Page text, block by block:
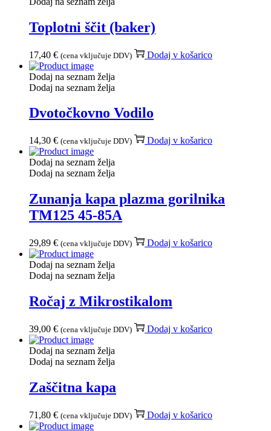
Toplotni ščit (baker)
17,40 € (cena vključuje DDV) Dodaj v košarico
Dodaj na seznam želja
Dodaj na seznam želja
Dvotočkovno Vodilo
14,30 € (cena vključuje DDV) Dodaj v košarico
Dodaj na seznam želja
Dodaj na seznam želja
Zunanja kapa plazma gorilnika
TM125 45-85A
29,89 € (cena vključuje DDV) Dodaj v košarico
Dodaj na seznam želja
Dodaj na seznam želja
Ročaj z Mikrostikalom
39,00 € (cena vključuje DDV) Dodaj v košarico
Dodaj na seznam želja
Dodaj na seznam želja
Zaščitna kapa
71,80 € (cena vključuje DDV) Dodaj v košarico